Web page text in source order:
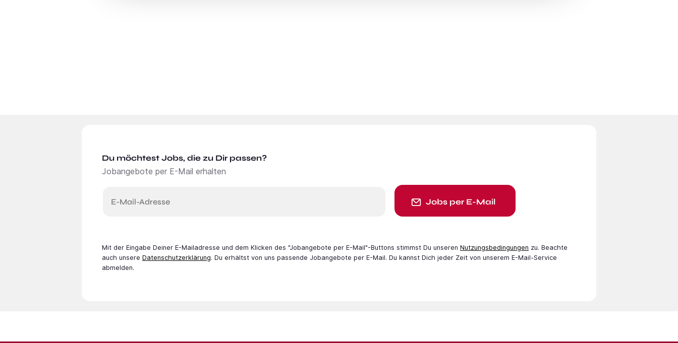
Du möchtest Jobs, die zu Dir passen?
Jobangebote per E-Mail erhalten
E-Mail-Adresse Jobs per E-Mail
Mit der Eingabe Deiner E-Mail­adresse und dem Klicken des "Jobangebote per E-Mail"-Buttons stimmst Du unseren Nutzungsbedingungen zu. Beachte
auch unsere Datenschutzerklärung. Du erhältst von uns passende Jobangebote per E-Mail. Du kannst Dich jeder Zeit von unserem E-Mail-Service
abmelden.